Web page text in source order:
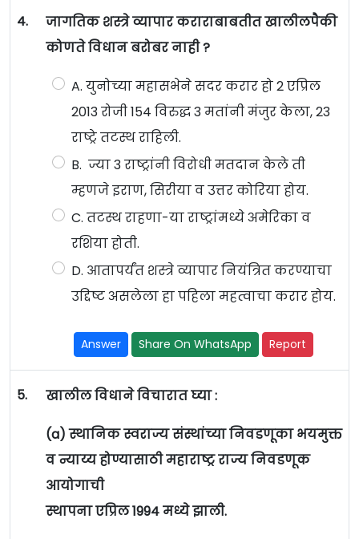
4.
जागतिक शस्त्रे व्यापार कराराबाबतीत खालीलपैकी
कोणते विधान बरोबर नाही ?
A. युनोच्या महासभेने सदर करार हो 2 एप्रिल
2013 रोजी 154 विरुद्ध 3 मतांनी मंजुर केला, 23
राष्ट्रे तटस्थ राहिली.
B. ज्या 3 राष्ट्रांनी विरोधी मतदान केले ती
म्हणजे इराण, सिरीया व उत्तर कोरिया होय.
C. तटस्थ राहणा-या राष्ट्रांमध्ये अमेरिका व
रशिया होती.
D. आतापर्यंत शस्त्रे व्यापार नियंत्रित करण्याचा
उद्दिष्ट असलेला हा पहिला महत्वाचा करार होय.
Answer Share On WhatsApp Report
5. खालील विधाने विचारात घ्या :
(a) स्थानिक स्वराज्य संस्थांच्या निवडणूका भयमुक्त
व न्याय्य होण्यासाठी महाराष्ट्र राज्य निवडणूक
आयोगाची
स्थापना एप्रिल 1994 मध्ये झाली.